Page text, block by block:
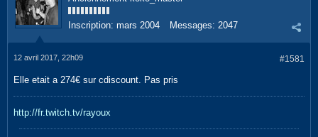
Inscription: mars 2004 Messages: 2047
#1581
12 avril 2017, 22h09
Elle etait a 274€ sur cdiscount. Pas pris
http://fr.twitch.tv/rayoux